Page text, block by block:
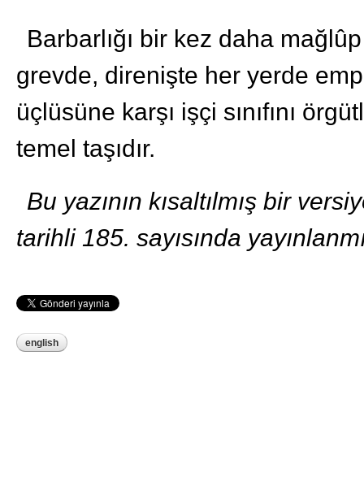
Barbarlığı bir kez daha
grevde, direnişte her yerde
üçlüsüne karşı işçi sınıfını
temel taşıdır.
Bu yazının kısaltılmış bir
tarihli 185. sayısında
english